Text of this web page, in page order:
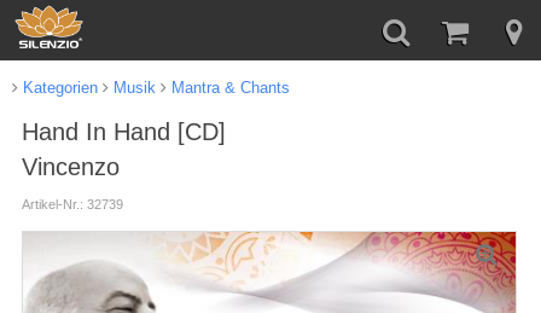
Kategorien Musik Mantra & Chants
Hand In Hand [CD]
Vincenzo
Artikel-Nr.: 32739